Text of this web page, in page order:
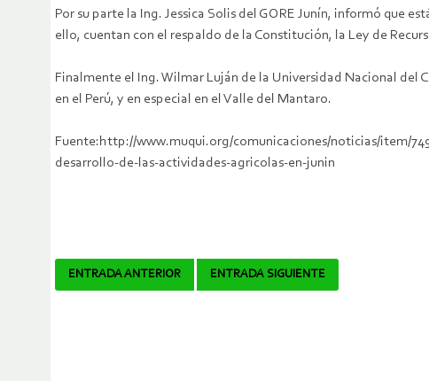
Por su parte la Ing. Jessica Solis del GORE Junín, informó que
ello, cuentan con el respaldo de la Constitución, la Ley de
Finalmente el Ing. Wilmar Luján de la Universidad Nacional
en el Perú, y en especial en el Valle del Mantaro.
Fuente:http://www.muqui.org/comunicaciones/noticias/item/
desarrollo-de-las-actividades-agricolas-en-junin
Navegador
ENTRADA ANTERIOR ENTRADA SIGUIENTE